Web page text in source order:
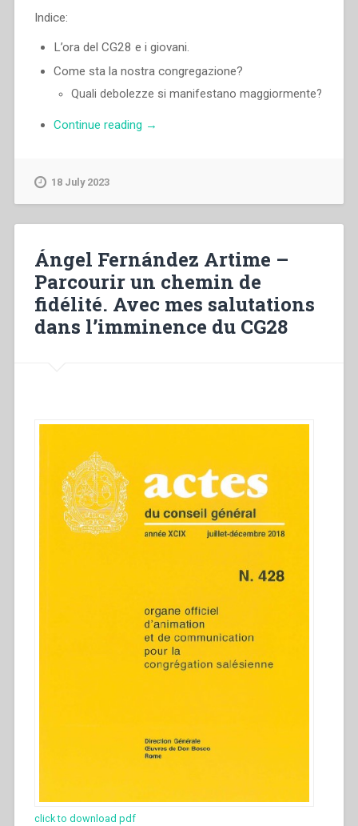
Indice:
L’ora del CG28 e i giovani.
Come sta la nostra congregazione?
Quali debolezze si manifestano maggiormente?
Continue reading “Ángel
fedeltà.
Un
saluto
nell’imminenza
del
→
18 July 2023
Ángel Fernández Artime –
Parcourir un chemin de
fidélité. Avec mes salutations
dans l’imminence du CG28
click to download pdf